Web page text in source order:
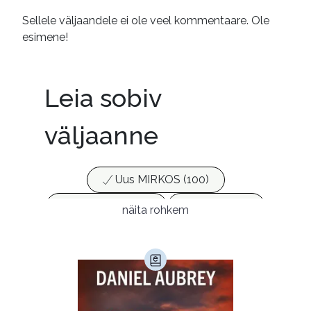
Sellele väljaandele ei ole veel kommentaare. Ole
esimene!
Leia sobiv
väljaanne
Uus MIRKOS (100)
Populaarsed (25)
Ajakirjad (17)
Armastusromaanid (294)
Audioperioodika
näita rohkem